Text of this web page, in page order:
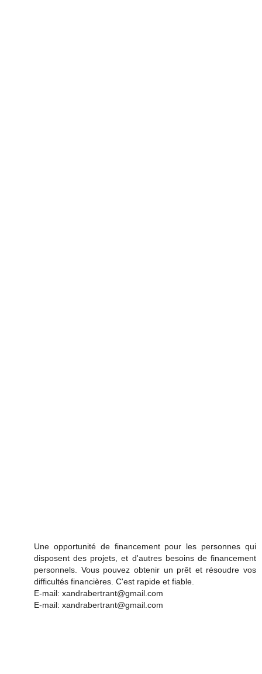
Une opportunité de financement pour les personnes qui
disposent des projets, et d'autres besoins de financement
personnels. Vous pouvez obtenir un prêt et résoudre vos
difficultés financières. C'est rapide et fiable.
E-mail: xandrabertrant@gmail.com
E-mail: xandrabertrant@gmail.com